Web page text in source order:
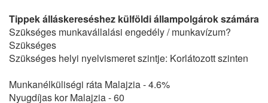
Tippek álláskereséshez külföldi állampolgárok számára
Szükséges munkavállalási engedély / munkavízum?
Szükséges
Szükséges helyi nyelvismeret szintje: Korlátozott szinten
Munkanélküliségi ráta Malajzia - 4.6%
Nyugdíjas kor Malajzia - 60